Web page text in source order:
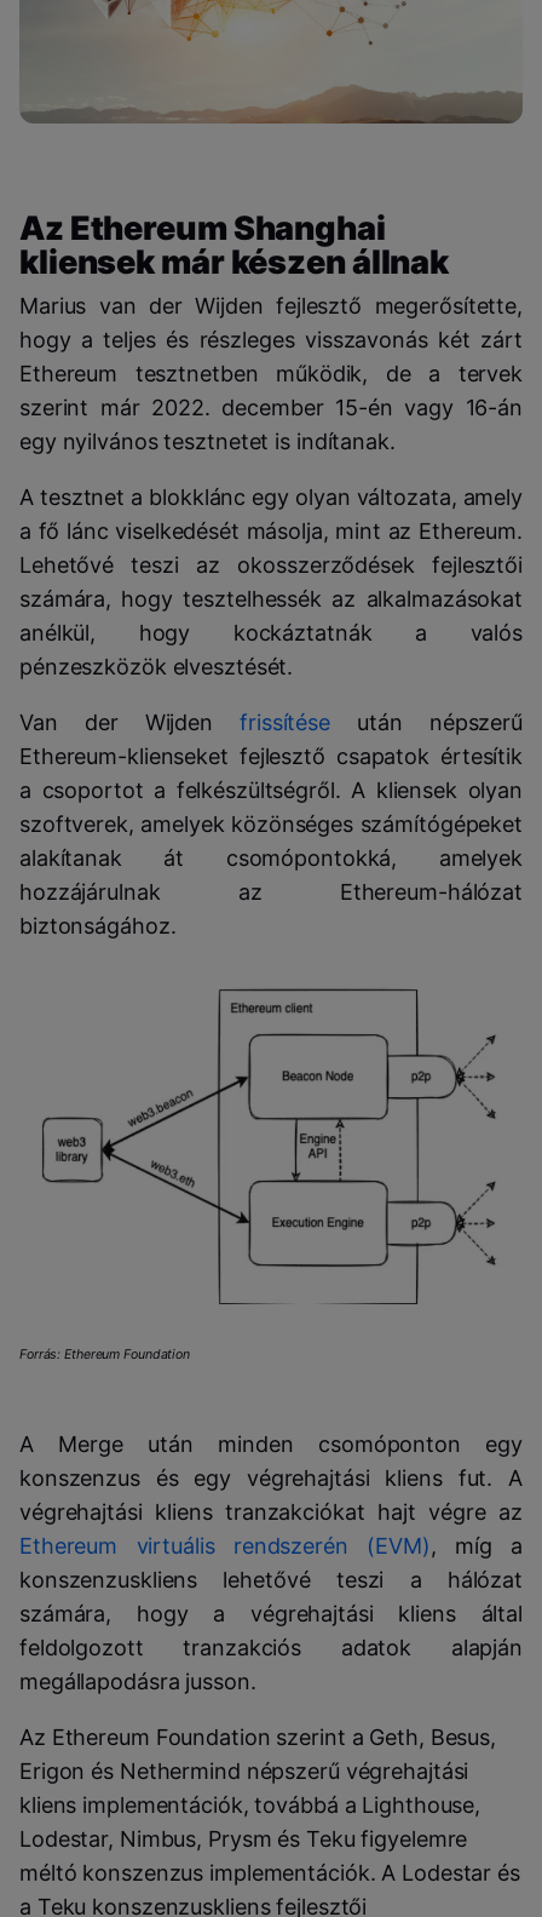
Az Ethereum Shanghai
kliensek már készen állnak
Marius van der Wijden fejlesztő megerősítette,
hogy a teljes és részleges visszavonás két zárt
Ethereum tesztnetben működik, de a tervek
szerint már 2022. december 15-én vagy 16-án
egy nyilvános tesztnetet is indítanak.
A tesztnet a blokklánc egy olyan változata, amely
a fő lánc viselkedését másolja, mint az Ethereum.
Lehetővé teszi az okosszerződések fejlesztői
számára, hogy tesztelhessék az alkalmazásokat
anélkül, hogy kockáztatnák a valós
pénzeszközök elvesztését.
Van der Wijdenfrissítése után népszerű
Ethereum-klienseket fejlesztő csapatok értesítik
a csoportot a felkészültségről. A kliensek olyan
szoftverek, amelyek közönséges számítógépeket
alakítanak át csomópontokká, amelyek
hozzájárulnak az Ethereum-hálózat
biztonságához.
Forrás: Ethereum Foundation
A Merge után minden csomóponton egy
konszenzus és egy végrehajtási kliens fut. A
végrehajtási kliens tranzakciókat hajt végre az
Ethereum virtuális rendszerén (EVM), míg a
konszenzuskliens lehetővé teszi a hálózat
számára, hogy a végrehajtási kliens által
feldolgozott tranzakciós adatok alapján
megállapodásra jusson.
Az Ethereum Foundation szerint a Geth, Besus,
Erigon és Nethermind népszerű végrehajtási
kliens implementációk, továbbá a Lighthouse,
Lodestar, Nimbus, Prysm és Teku figyelemre
méltó konszenzus implementációk. A Lodestar és
a Teku konszenzuskliens fejlesztői